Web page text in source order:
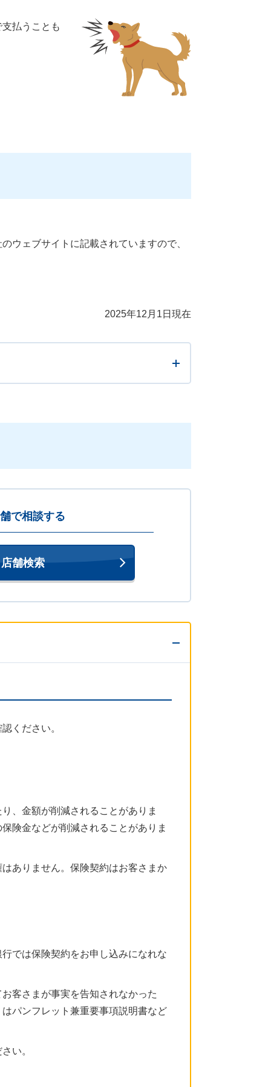
払うことも
ウェブサイトに記載されていますので、
2025年12月1日現在
で相談する
店舗検索
ください。
、金額が削減されることがありま
険金などが削減されることがありま
ありません。保険契約はお客さまか
では保険契約をお申し込みになれな
客さまが事実を告知されなかった
パンフレット兼重要事項説明書など
い。